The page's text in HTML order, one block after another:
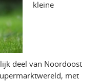
kleine
deel van Noordoost
met